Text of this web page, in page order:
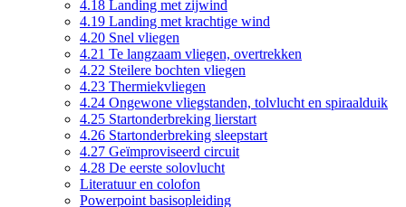
4.18 Landing met zijwind
4.19 Landing met krachtige wind
4.20 Snel vliegen
4.21 Te langzaam vliegen, overtrekken
4.22 Steilere bochten vliegen
4.23 Thermiekvliegen
4.24 Ongewone vliegstanden, tolvlucht en spiraalduik
4.25 Startonderbreking lierstart
4.26 Startonderbreking sleepstart
4.27 Geïmproviseerd circuit
4.28 De eerste solovlucht
Literatuur en colofon
Powerpoint basisopleiding